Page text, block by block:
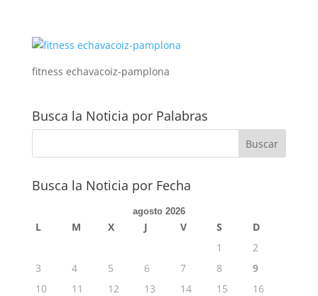
fitness echavacoiz-pamplona
Busca la Noticia por Palabras
Busca la Noticia por Fecha
agosto 2026
L M X J V S
D
1
2
3
4 5 6 7 8
9
10
11 12 13 14 15
16